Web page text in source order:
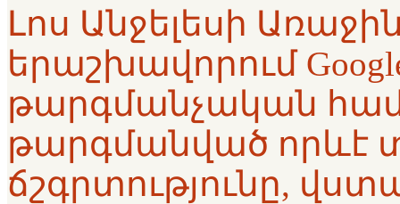
Լոս Անջելեսի
երաշխավորում
թարգմանչական
թարգմանված որևէ
ճշգրտությունը,